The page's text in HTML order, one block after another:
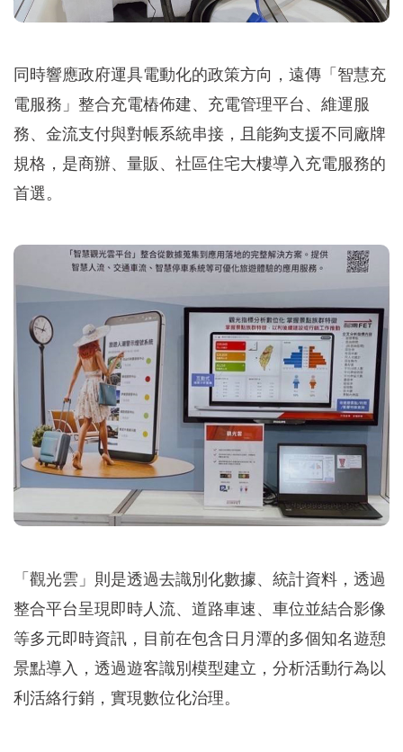
同時響應政府運具電動化的政策方向，遠傳「智慧充
電服務」整合充電樁佈建、充電管理平台、維運服
務、金流支付與對帳系統串接，且能夠支援不同廠牌
規格，是商辦、量販、社區住宅大樓導入充電服務的
首選。
「觀光雲」則是透過去識別化數據、統計資料，透過
整合平台呈現即時人流、道路車速、車位並結合影像
等多元即時資訊，目前在包含日月潭的多個知名遊憩
景點導入，透過遊客識別模型建立，分析活動行為以
利活絡行銷，實現數位化治理。